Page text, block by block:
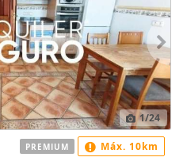
1/24
PREMIUM Máx. 10km